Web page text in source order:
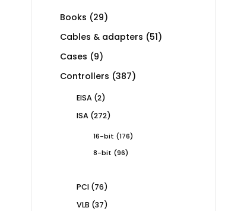
Books 2929
Cables & adapters 5151
Cases 99
products
Controllers 387387
EISA 22
ISA 272272
16-bit 176176
8-bit 9696
PCI 7676
VLB 3737